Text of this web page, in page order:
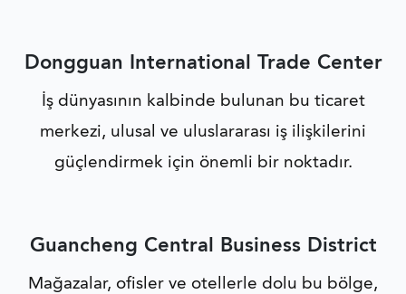
Dongguan International Trade Center
İş dünyasının kalbinde bulunan bu ticaret
merkezi, ulusal ve uluslararası iş ilişkilerini
güçlendirmek için önemli bir noktadır.
Guancheng Central Business District
Mağazalar, ofisler ve otellerle dolu bu bölge,